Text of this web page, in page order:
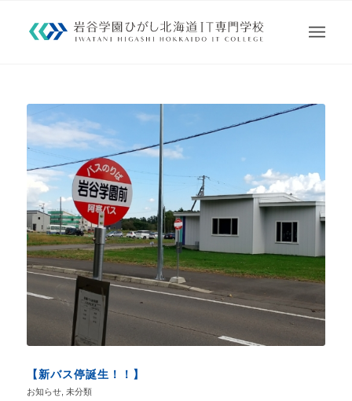
【新バス停誕生！！】
お知らせ, 未分類